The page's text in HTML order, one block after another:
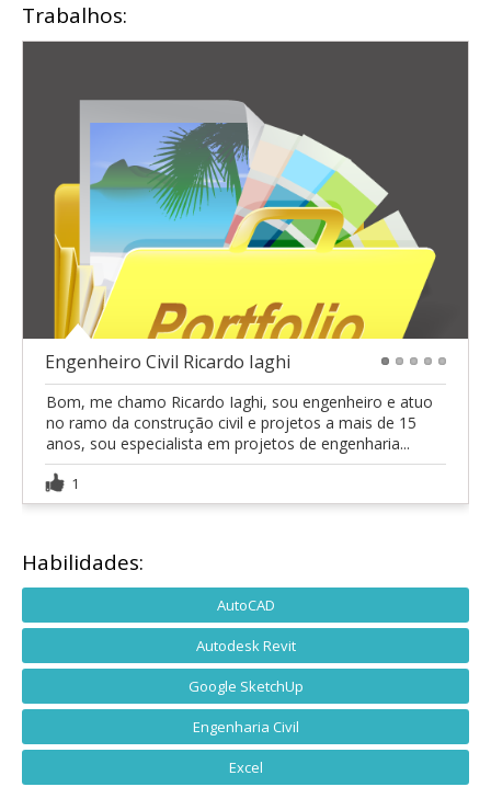
Trabalhos:
Engenheiro Civil Ricardo Iaghi
Bom, me chamo Ricardo Iaghi, sou engenheiro e atuo
no ramo da construção civil e projetos a mais de 15
anos, sou especialista em projetos de engenharia...
1
Habilidades:
AutoCAD
Autodesk Revit
Google SketchUp
Engenharia Civil
Excel